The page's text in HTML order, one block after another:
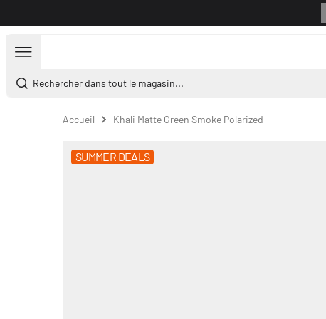
Rechercher dans tout le magasin...
Accueil Khali Matte Green Smoke Polarized
SUMMER DEALS